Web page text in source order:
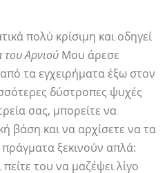
πολύ κρίσιμη και οδηγεί
του Αρνιού Μου άρεσε
τα εγχειρήματα έξω στον
δύστροπες ψυχές
σας, μπορείτε να
βάση και να αρχίσετε να τα
ξεκινούν απλά:
του να μαζέψει λίγο